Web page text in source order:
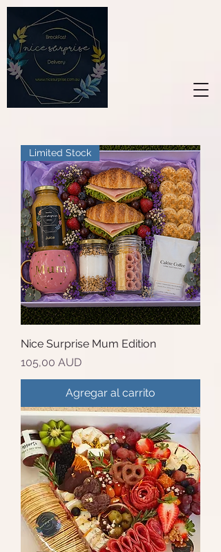
Limited Stock
Nice Surprise Mum Edition
Precio
105,00 AUD
Agregar al carrito